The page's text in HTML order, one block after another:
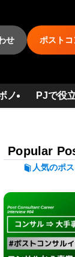
ノ PJで役
せ ポスト
Popular
人気のポ